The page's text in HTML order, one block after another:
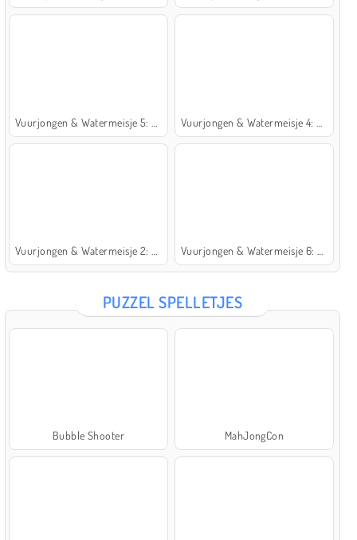
PUZZEL SPELLETJES
Bubble Shooter MahJongCon